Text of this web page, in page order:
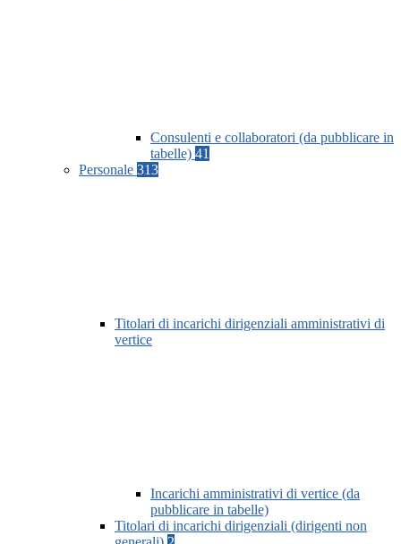
Consulenti e collaboratori (da pubblicare in
tabelle) 41
Personale 313
Titolari di incarichi dirigenziali amministrativi di
vertice
Incarichi amministrativi di vertice (da
pubblicare in tabelle)
Titolari di incarichi dirigenziali (dirigenti non